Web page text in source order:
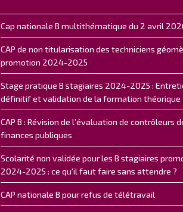
Cap nationale B multithématique du 2 avril
CAP de non titularisation des techniciens
promotion 2024-2025
Stage pratique B stagiaires 2024-2025 :
définitif et validation de la formation théorique
CAP B : Révision de l’évaluation de contrôleurs
finances publiques
Scolarité non validée pour les B stagiaires
2024-2025 : ce qu'il faut faire sans attendre ?
CAP nationale B pour refus de télétravail